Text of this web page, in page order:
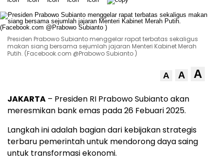
Presiden Prabowo Subianto menggelar rapat terbatas sekaligus
makan siang bersama sejumlah jajaran Menteri Kabinet Merah
Putih. (Facebook.com @Prabowo Subianto )
A A A
JAKARTA – Presiden RI Prabowo Subianto akan
meresmikan bank emas pada 26 Febuari 2025.
Langkah ini adalah bagian dari kebijakan strategis
terbaru pemerintah untuk mendorong daya saing
untuk transformasi ekonomi.